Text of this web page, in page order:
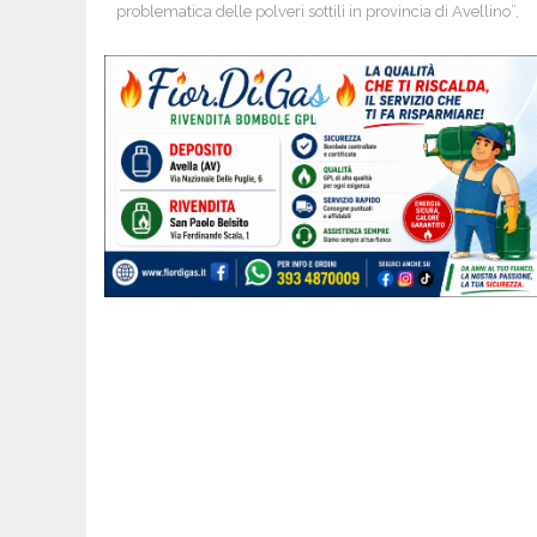
problematica delle polveri sottili in provincia di Avellino”,